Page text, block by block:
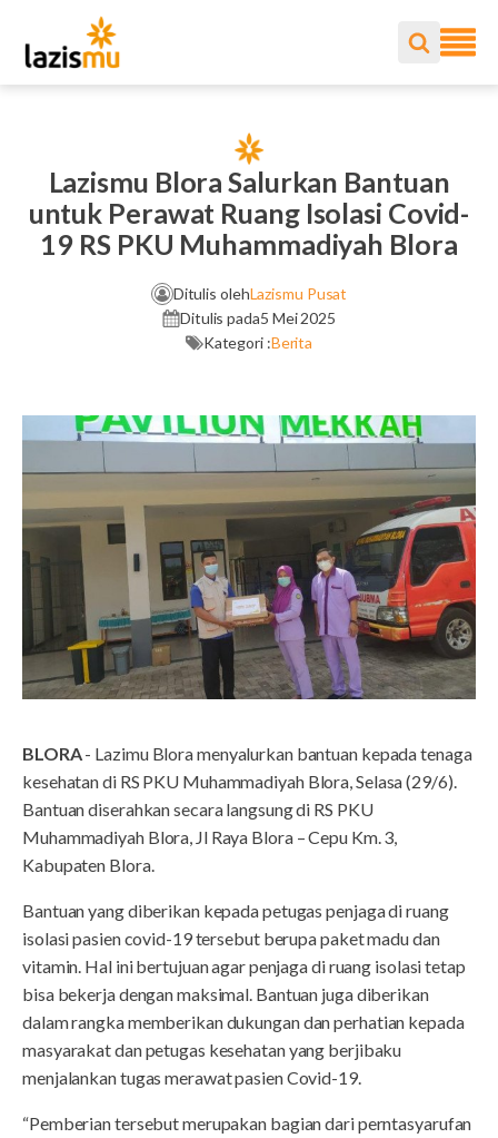
Lazismu Blora Salurkan Bantuan
untuk Perawat Ruang Isolasi Covid-
19 RS PKU Muhammadiyah Blora
Ditulis olehLazismu Pusat
Ditulis pada5 Mei 2025
Kategori :Berita
BLORA- Lazimu Blora menyalurkan bantuan kepada tenaga
kesehatan di RS PKU Muhammadiyah Blora, Selasa (29/6).
Bantuan diserahkan secara langsung di RS PKU
Muhammadiyah Blora, Jl Raya Blora – Cepu Km. 3,
Kabupaten Blora.
Bantuan yang diberikan kepada petugas penjaga di ruang
isolasi pasien covid-19 tersebut berupa paket madu dan
vitamin. Hal ini bertujuan agar penjaga di ruang isolasi tetap
bisa bekerja dengan maksimal. Bantuan juga diberikan
dalam rangka memberikan dukungan dan perhatian kepada
masyarakat dan petugas kesehatan yang berjibaku
menjalankan tugas merawat pasien Covid-19.
“Pemberian tersebut merupakan bagian dari perntasyarufan